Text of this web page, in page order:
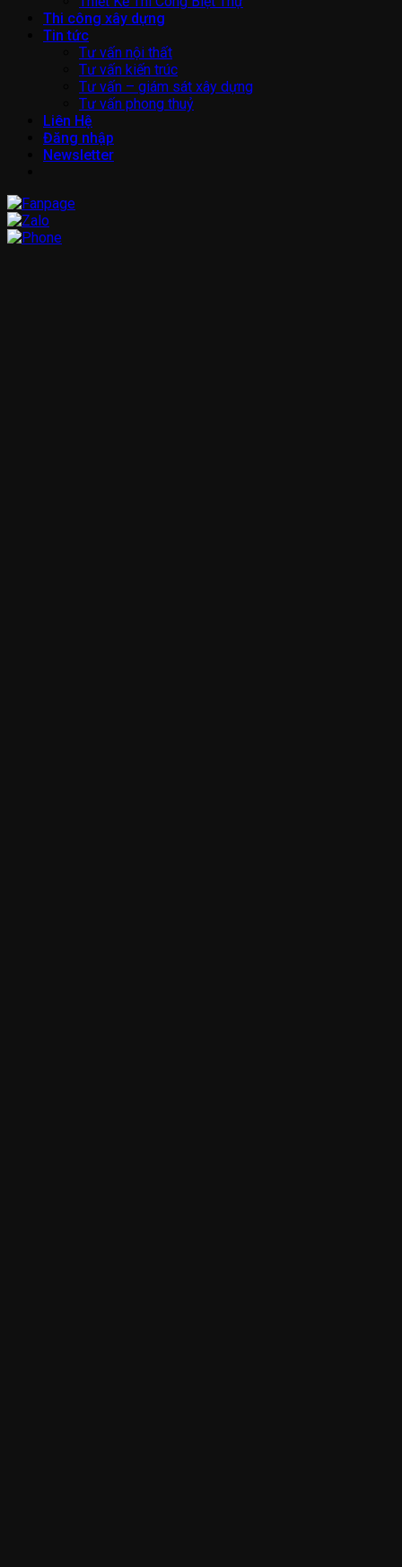
Thi công xây dựng
Tin tức
Tư vấn nội thất
Tư vấn kiến trúc
Tư vấn – giám sát xây dựng
Tư vấn phong thuỷ
Liên Hệ
Đăng nhập
Newsletter